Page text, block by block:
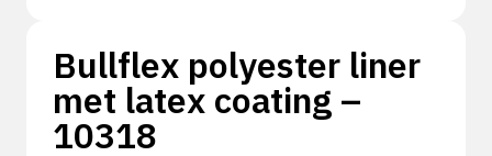
Bullflex polyester liner
met latex coating –
10318